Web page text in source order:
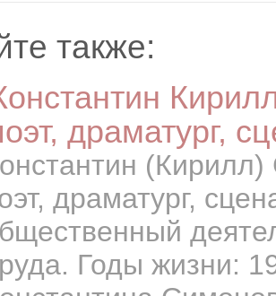
также:
драматург,
драматург,
Годы жизни: